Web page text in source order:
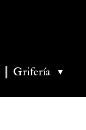
Grifería ▼